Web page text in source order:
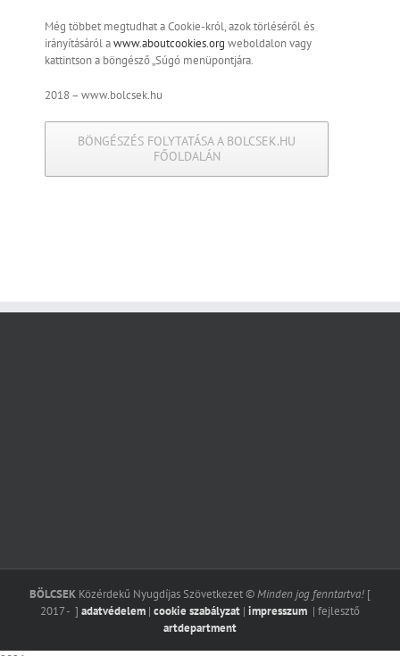
Még többet megtudhat a Cookie-król, azok törléséről és
irányításáról awww.aboutcookies.org weboldalon vagy
kattintson a böngésző „Súgó menüpontjára.
2018 – www.bolcsek.hu
BÖNGÉSZÉS FOLYTATÁSA A BOLCSEK.HU
FŐOLDALÁN
BÖLCSEK Közérdekű Nyugdíjas Szövetkezet ©Minden jog fenntartva! [
2017 - ] adatvédelem | cookie szabályzat | impresszum | fejlesztő
artdepartment